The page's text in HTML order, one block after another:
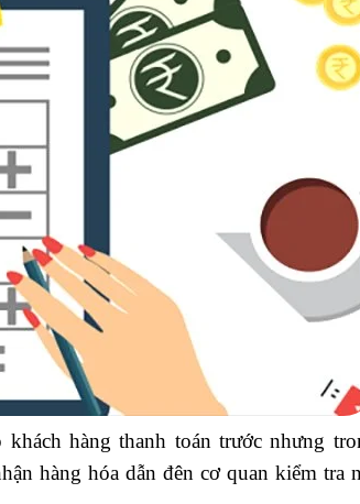
hàng thanh toán trước nhưng
hàng hóa dẫn đên cơ quan kiểm tra